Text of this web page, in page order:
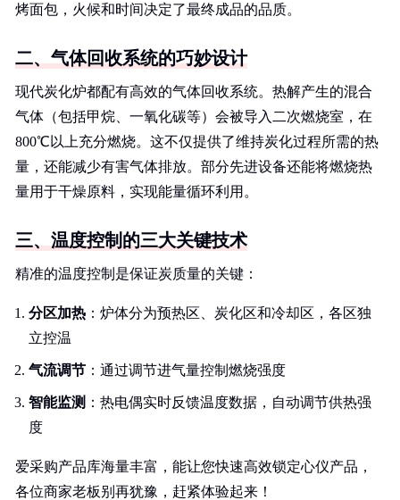
烤面包，火候和时间决定了最终成品的品质。
二、气体回收系统的巧妙设计
现代炭化炉都配有高效的气体回收系统。热解产生的混合
气体（包括甲烷、一氧化碳等）会被导入二次燃烧室，在
800℃以上充分燃烧。这不仅提供了维持炭化过程所需的热
量，还能减少有害气体排放。部分先进设备还能将燃烧热
量用于干燥原料，实现能量循环利用。
三、温度控制的三大关键技术
精准的温度控制是保证炭质量的关键：
分区加热 ：炉体分为预热区、炭化区和冷却区，各区独
立控温
气流调节 ：通过调节进气量控制燃烧强度
智能监测 ：热电偶实时反馈温度数据，自动调节供热强
度
爱采购产品库海量丰富，能让您快速高效锁定心仪产品，
各位商家老板别再犹豫，赶紧体验起来！